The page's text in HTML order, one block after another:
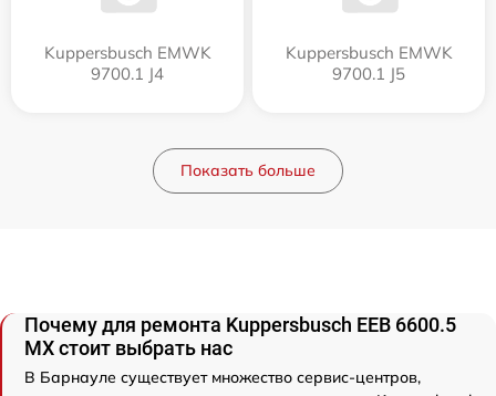
Kuppersbusch EMWK
9700.1 J4
Kuppersbusch EMWK
9700.1 J5
Показать больше
Почему для ремонта Kuppersbusch EEB 6600.5
MX стоит выбрать нас
В Барнауле существует множество сервис-центров,